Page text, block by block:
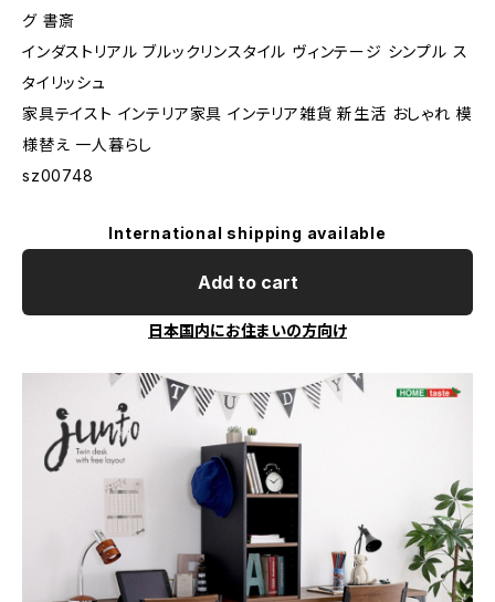
グ 書斎
インダストリアル ブルックリンスタイル ヴィンテージ シンプル ス
タイリッシュ
家具テイスト インテリア家具 インテリア雑貨 新生活 おしゃれ 模
様替え 一人暮らし
sz00748
International shipping available
Add to cart
日本国内にお住まいの方向け